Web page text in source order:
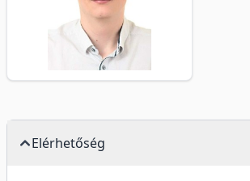
Elérhetőség